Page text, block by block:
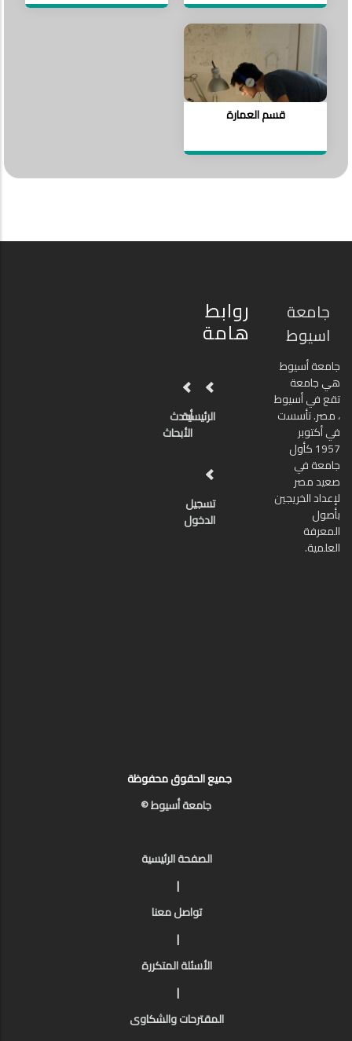
قسم العمارة
جامعة
اسيوط
جامعة أسيوط
هي جامعة
تقع في أسيوط
، مصر. تأسست
في أكتوبر
1957 كأول
جامعة في
صعيد مصر
لإعداد الخريجين
بأصول
المعرفة
العلمية.
روابط
هامة
الرئيسيةأحدث
الأبحاث
تسجيل
الدخول
جميع الحقوق محفوظة
جامعة أسيوط ©
الصفحة الرئيسية
|
تواصل معنا
|
الأسئلة المتكررة
|
المقترحات والشكاوى